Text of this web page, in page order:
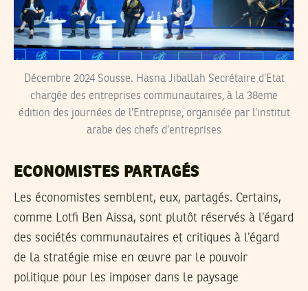
Décembre 2024 Sousse. Hasna Jiballah Secrétaire d’Etat
chargée des entreprises communautaires, à la 38eme
édition des journées de l’Entreprise, organisée par l’institut
arabe des chefs d’entreprises
ECONOMISTES PARTAGÉS
Les économistes semblent, eux, partagés. Certains,
comme Lotfi Ben Aissa, sont plutôt réservés à l’égard
des sociétés communautaires et critiques à l’égard
de la stratégie mise en œuvre par le pouvoir
politique pour les imposer dans le paysage